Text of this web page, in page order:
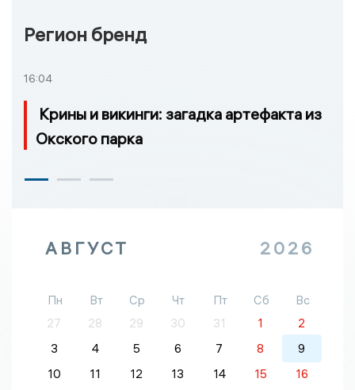
Регион бренд
16:04
Крины и викинги: загадка артефакта из
Окского парка
АВГУСТ 2026
Пн Вт Ср Чт Пт Сб
Вс
27
28 29 30 31 1
2
3
4 5 6 7 8
9
10
11 12 13 14 15
16